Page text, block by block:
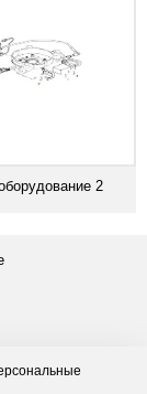
2